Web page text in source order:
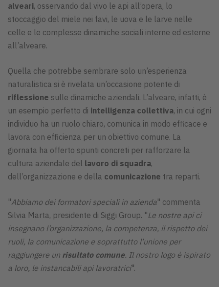
alveari, osservando dal vivo le api all’opera, lo
stoccaggio del miele nei favi, le uova e le larve nelle
celle e le complesse dinamiche sociali interne ed esterne
all’alveare.
Quella che potrebbe sembrare solo un’esperienza
naturalistica si è rivelata un’occasione potente di
riflessione sulle dinamiche aziendali. L’alveare, infatti, è
un esempio perfetto di intelligenza collettiva, in cui ogni
individuo ha un ruolo chiaro, comunica in modo efficace e
lavora con efficienza per un obiettivo comune. La
giornata ha offerto spunti concreti per rafforzare la
cultura aziendale del lavoro di squadra,
dell’organizzazione e della comunicazione tra reparti.
"Abbiamo dei formatori speciali in azienda" commenta
Silvia Marta, presidente di Siggi Group. "Le nostre api ci
insegnano l’organizzazione, la competenza, il rispetto dei
ruoli, la comunicazione e soprattutto l’unione per
raggiungere un risultato comune. Il nostro logo è ispirato
a loro, le instancabili api lavoratrici".